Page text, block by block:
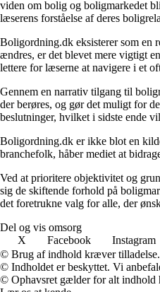
viden om bolig og boligmarkedet
læserens forståelse af deres
Boligordning.dk eksisterer som en
ændres, er det blevet mere vigtigt
lettere for læserne at navigere i et
Gennem en narrativ tilgang til
der berøres, og gør det muligt for
beslutninger, hvilket i sidste ende
Boligordning.dk er ikke blot en
branchefolk, håber mediet at
Ved at prioritere objektivitet og
sig de skiftende forhold på
det foretrukne valg for alle, der
Del og vis omsorg
X
Facebook Instagram
© Brug af indhold kræver tilladelse.
© Indholdet er beskyttet. Vi
© Ophavsret gælder for alt indhold